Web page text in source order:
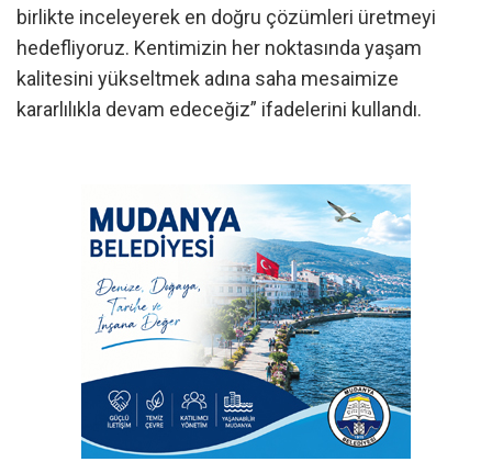
birlikte inceleyerek en doğru çözümleri üretmeyi
hedefliyoruz. Kentimizin her noktasında yaşam
kalitesini yükseltmek adına saha mesaimize
kararlılıkla devam edeceğiz” ifadelerini kullandı.